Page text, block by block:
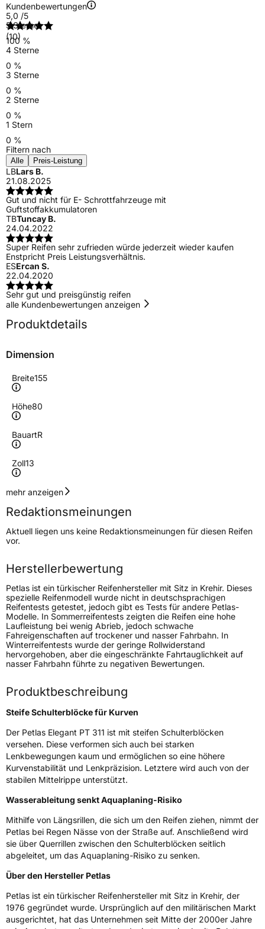
Kundenbewertungen
5,0 /5
(10)
5 Sterne
100 %
4 Sterne
0 %
3 Sterne
0 %
2 Sterne
0 %
1 Stern
0 %
Filtern nach
Alle Preis-Leistung
LBLars B.
21.08.2025
Gut und nicht für E- Schrottfahrzeuge mit
Guftstoffakkumulatoren
TBTuncay B.
24.04.2022
Super Reifen sehr zufrieden würde jederzeit wieder kaufen
Enstpricht Preis Leistungsverhältnis.
ESErcan S.
22.04.2020
Sehr gut und preisgünstig reifen
alle Kundenbewertungen anzeigen
Produktdetails
Dimension
Breite155
Höhe80
BauartR
Zoll13
Geschwindigkeitsindex
Höchstgeschwindigkeit
190 km/h
Lastindex79
Höchstlast437 kg
Generelle Merkmale
FahrzeugtypPKW
VerwendungSommerreifen
ModellnameElegant PT 311
FahrzeugartPKW & SUV
ZustandNeureifen
NasshaftungC
Rollgeräusch (dB)69
Fahrzeugklasse C1
mehr anzeigen
Redaktionsmeinungen
Aktuell liegen uns keine Redaktionsmeinungen für diesen Reifen
vor.
Herstellerbewertung
Petlas ist ein türkischer Reifenhersteller mit Sitz in Krehir. Dieses
spezielle Reifenmodell wurde nicht in deutschsprachigen
Reifentests getestet, jedoch gibt es Tests für andere Petlas-
Modelle. In Sommerreifentests zeigten die Reifen eine hohe
Laufleistung bei wenig Abrieb, jedoch schwache
Fahreigenschaften auf trockener und nasser Fahrbahn. In
Winterreifentests wurde der geringe Rollwiderstand
hervorgehoben, aber die eingeschränkte Fahrtauglichkeit auf
nasser Fahrbahn führte zu negativen Bewertungen.
Produktbeschreibung
Steife Schulterblöcke für Kurven
Der Petlas Elegant PT 311 ist mit steifen Schulterblöcken
versehen. Diese verformen sich auch bei starken
Lenkbewegungen kaum und ermöglichen so eine höhere
Kurvenstabilität und Lenkpräzision. Letztere wird auch von der
stabilen Mittelrippe unterstützt.
Wasserableitung senkt Aquaplaning-Risiko
Mithilfe von Längsrillen, die sich um den Reifen ziehen, nimmt der
Petlas bei Regen Nässe von der Straße auf. Anschließend wird
sie über Querrillen zwischen den Schulterblöcken seitlich
abgeleitet, um das Aquaplaning-Risiko zu senken.
Über den Hersteller Petlas
Petlas ist ein türkischer Reifenhersteller mit Sitz in Krehir, der
1976 gegründet wurde. Ursprünglich auf den militärischen Markt
ausgerichtet, hat das Unternehmen seit Mitte der 2000er Jahre